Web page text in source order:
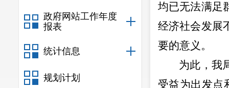
政府网站工作年度
报表
统计信息
规划计划
均已无法满足
经济社会发展
要的意义。
为此，我
受益为出发点